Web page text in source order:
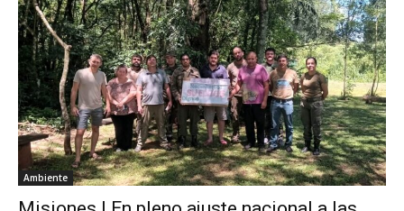
Ambiente